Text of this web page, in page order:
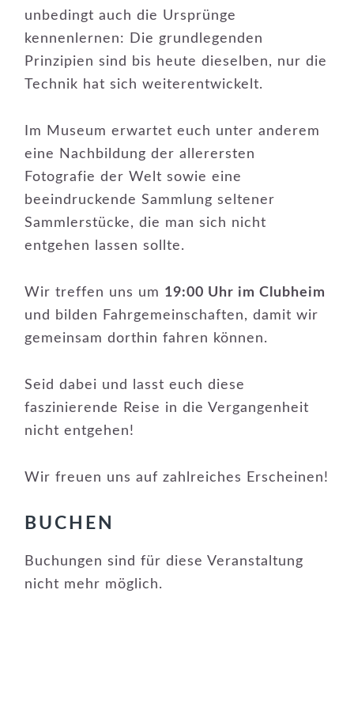
unbedingt auch die Ursprünge
kennenlernen: Die grundlegenden
Prinzipien sind bis heute dieselben, nur die
Technik hat sich weiterentwickelt.
Im Museum erwartet euch unter anderem
eine Nachbildung der allerersten
Fotografie der Welt sowie eine
beeindruckende Sammlung seltener
Sammlerstücke, die man sich nicht
entgehen lassen sollte.
Wir treffen uns um 19:00 Uhr im Clubheim
und bilden Fahrgemeinschaften, damit wir
gemeinsam dorthin fahren können.
Seid dabei und lasst euch diese
faszinierende Reise in die Vergangenheit
nicht entgehen!
Wir freuen uns auf zahlreiches Erscheinen!
BUCHEN
Buchungen sind für diese Veranstaltung
nicht mehr möglich.